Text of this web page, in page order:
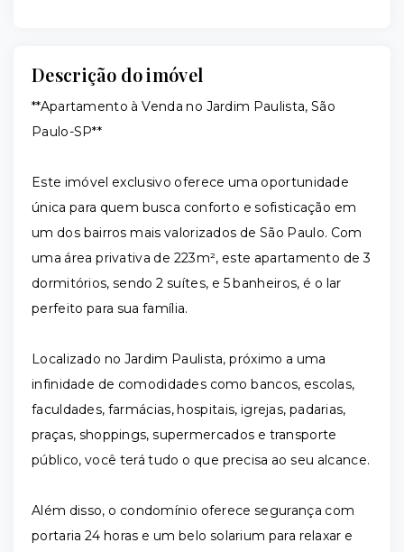
Descrição do imóvel
**Apartamento à Venda no Jardim Paulista, São
Paulo-SP**
Este imóvel exclusivo oferece uma oportunidade
única para quem busca conforto e sofisticação em
um dos bairros mais valorizados de São Paulo. Com
uma área privativa de 223m², este apartamento de 3
dormitórios, sendo 2 suítes, e 5 banheiros, é o lar
perfeito para sua família.
Localizado no Jardim Paulista, próximo a uma
infinidade de comodidades como bancos, escolas,
faculdades, farmácias, hospitais, igrejas, padarias,
praças, shoppings, supermercados e transporte
público, você terá tudo o que precisa ao seu alcance.
Além disso, o condomínio oferece segurança com
portaria 24 horas e um belo solarium para relaxar e